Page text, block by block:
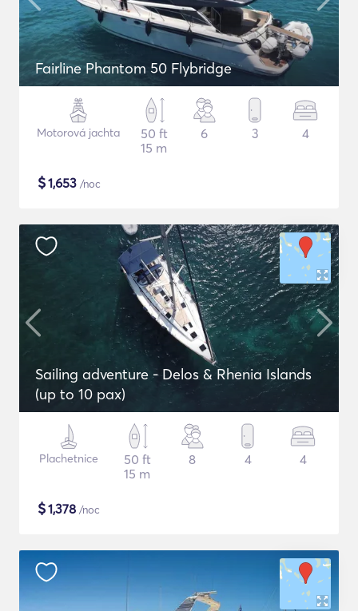
Fairline Phantom 50 Flybridge
Motorová jachta
50 ft
15 m
6 3 4
$1,653 /noc
Sailing adventure - Delos & Rhenia Islands
(up to 10 pax)
Plachetnice
50 ft
15 m
8 4 4
$1,378 /noc